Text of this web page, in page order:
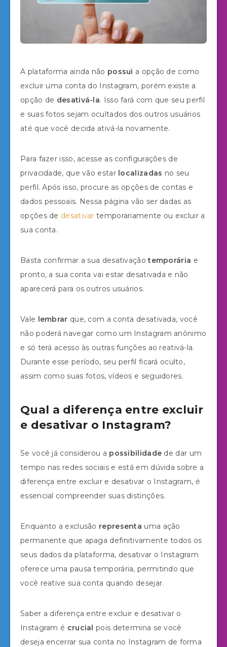
A plataforma ainda não possui a opção de como
excluir uma conta do Instagram, porém existe a
opção de desativá-la. Isso fará com que seu perfil
e suas fotos sejam ocultados dos outros usuários
até que você decida ativá-la novamente.
Para fazer isso, acesse as configurações de
privacidade, que vão estar localizadas no seu
perfil. Após isso, procure as opções de contas e
dados pessoais. Nessa página vão ser dadas as
opções de desativar temporariamente ou excluir a
sua conta.
Basta confirmar a sua desativaçãotemporária e
pronto, a sua conta vai estar desativada e não
aparecerá para os outros usuários.
Vale lembrar que, com a conta desativada, você
não poderá navegar como um Instagram anônimo
e só terá acesso às outras funções ao reativá-la.
Durante esse período, seu perfil ficará oculto,
assim como suas fotos, vídeos e seguidores.
Qual a diferença entre excluir
e desativar o Instagram?
Se você já considerou a possibilidade de dar um
tempo nas redes sociais e está em dúvida sobre a
diferença entre excluir e desativar o Instagram, é
essencial compreender suas distinções.
Enquanto a exclusão representa uma ação
permanente que apaga definitivamente todos os
seus dados da plataforma, desativar o Instagram
oferece uma pausa temporária, permitindo que
você reative sua conta quando desejar.
Saber a diferença entre excluir e desativar o
Instagram é crucial pois determina se você
deseja encerrar sua conta no Instagram de forma